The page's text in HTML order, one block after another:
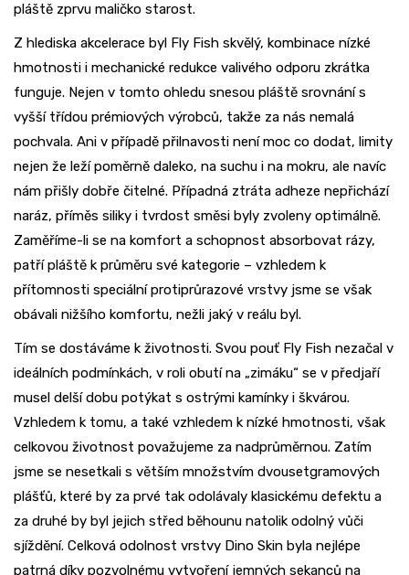
pláště zprvu maličko starost.
Z hlediska akcelerace byl Fly Fish skvělý, kombinace nízké
hmotnosti i mechanické redukce valivého odporu zkrátka
funguje. Nejen v tomto ohledu snesou pláště srovnání s
vyšší třídou prémiových výrobců, takže za nás nemalá
pochvala. Ani v případě přilnavosti není moc co dodat, limity
nejen že leží poměrně daleko, na suchu i na mokru, ale navíc
nám přišly dobře čitelné. Případná ztráta adheze nepřichází
naráz, příměs siliky i tvrdost směsi byly zvoleny optimálně.
Zaměříme-li se na komfort a schopnost absorbovat rázy,
patří pláště k průměru své kategorie – vzhledem k
přítomnosti speciální protiprůrazové vrstvy jsme se však
obávali nižšího komfortu, nežli jaký v reálu byl.
Tím se dostáváme k životnosti. Svou pouť Fly Fish nezačal v
ideálních podmínkách, v roli obutí na „zimáku“ se v předjaří
musel delší dobu potýkat s ostrými kamínky i škvárou.
Vzhledem k tomu, a také vzhledem k nízké hmotnosti, však
celkovou životnost považujeme za nadprůměrnou. Zatím
jsme se nesetkali s větším množstvím dvousetgramových
plášťů, které by za prvé tak odolávaly klasickému defektu a
za druhé by byl jejich střed běhounu natolik odolný vůči
sjíždění. Celková odolnost vrstvy Dino Skin byla nejlépe
patrná díky pozvolnému vytvoření jemných sekanců na